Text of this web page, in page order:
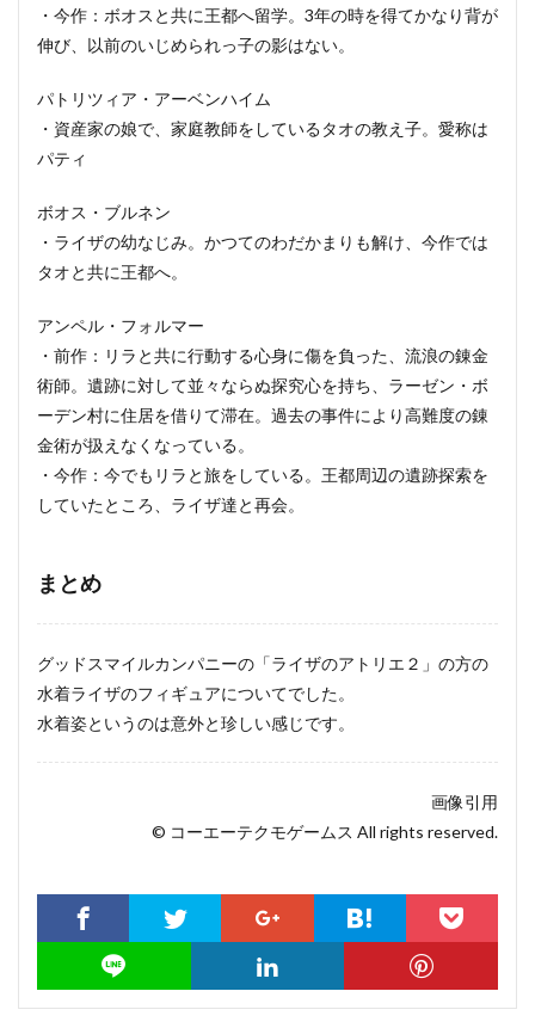
・今作：ボオスと共に王都へ留学。3年の時を得てかなり背が
伸び、以前のいじめられっ子の影はない。
パトリツィア・アーベンハイム
・資産家の娘で、家庭教師をしているタオの教え子。愛称は
パティ
ボオス・ブルネン
・ライザの幼なじみ。かつてのわだかまりも解け、今作では
タオと共に王都へ。
アンペル・フォルマー
・前作：リラと共に行動する心身に傷を負った、流浪の錬金
術師。遺跡に対して並々ならぬ探究心を持ち、ラーゼン・ボ
ーデン村に住居を借りて滞在。過去の事件により高難度の錬
金術が扱えなくなっている。
・今作：今でもリラと旅をしている。王都周辺の遺跡探索を
していたところ、ライザ達と再会。
まとめ
グッドスマイルカンパニーの「ライザのアトリエ２」の方の
水着ライザのフィギュアについてでした。
水着姿というのは意外と珍しい感じです。
画像引用
© コーエーテクモゲームス All rights reserved.